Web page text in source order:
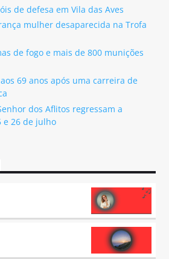
de defesa em Vila das Aves
mulher desaparecida na Trofa
de fogo e mais de 800 munições
69 anos após uma carreira de
dos Aflitos regressam a
e 26 de julho